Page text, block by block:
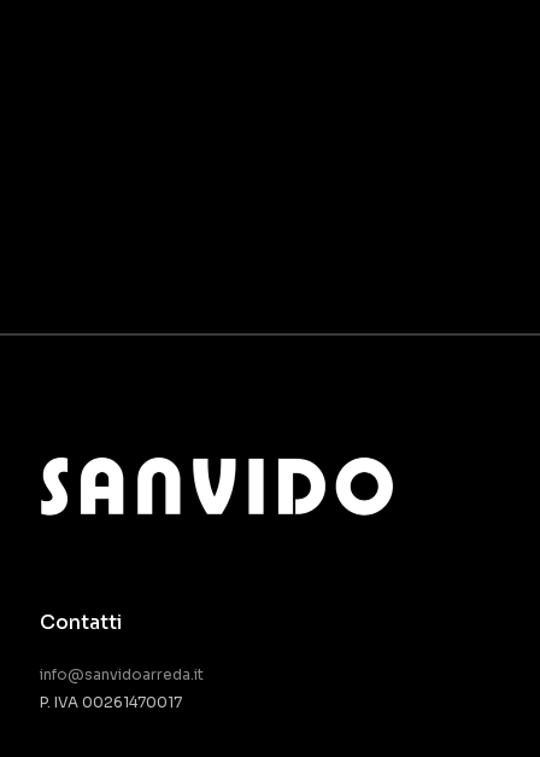
Contatti
info@sanvidoarreda.it
P. IVA 00261470017